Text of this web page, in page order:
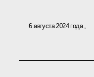
6 августа 2024 года